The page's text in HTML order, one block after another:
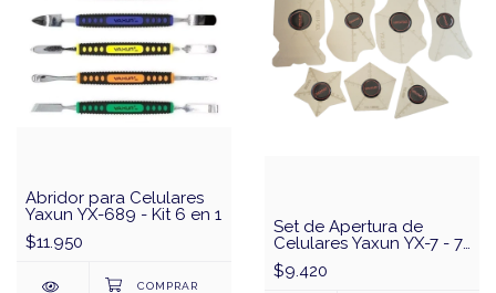
Abridor para Celulares
Yaxun YX-689 - Kit 6 en 1
$11.950
Set de Apertura de
Celulares Yaxun YX-7 - 7
en 1
$9.420